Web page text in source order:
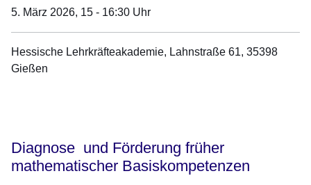
5. März 2026, 15 - 16:30 Uhr
Hessische Lehrkräfteakademie, Lahnstraße 61, 35398
Gießen
Diagnose und Förderung früher
mathematischer Basiskompetenzen